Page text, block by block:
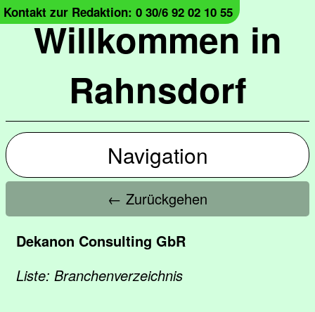
Willkommen in
Rahnsdorf
Kontakt zur Redaktion: 0 30/6 92 02 10 55
Navigation
← Zurückgehen
Dekanon Consulting GbR
Liste: Branchenverzeichnis